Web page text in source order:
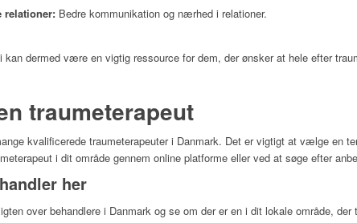
relationer: Bedre kommunikation og nærhed i relationer.
kan dermed være en vigtig ressource for dem, der ønsker at hele efter
traumeterapeut
kvalificerede traumeterapeuter i Danmark. Det er vigtigt at vælge en
i dit område gennem online platforme eller ved at søge efter
her
over behandlere i Danmark og se om der er en i dit lokale område, der